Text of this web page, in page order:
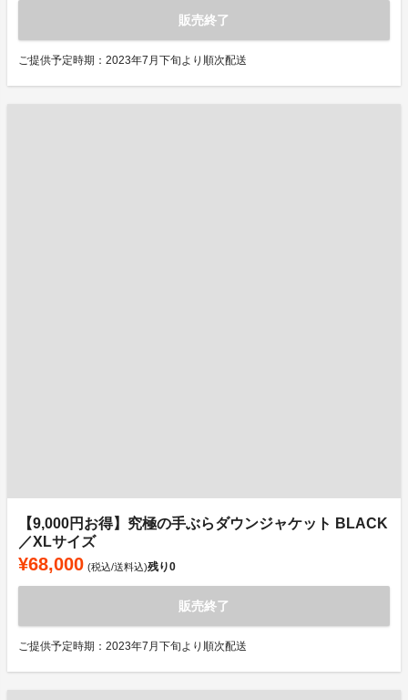
販売終了
ご提供予定時期：2023年7月下旬より順次配送
【9,000円お得】究極の手ぶらダウンジャケット BLACK
／XLサイズ
¥68,000 (税込/送料込)残り0
販売終了
ご提供予定時期：2023年7月下旬より順次配送